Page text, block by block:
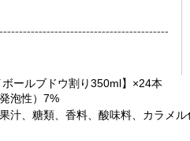
ボールブドウ割り350ml】×24本
泡性）7%
汁、糖類、香料、酸味料、カラメル